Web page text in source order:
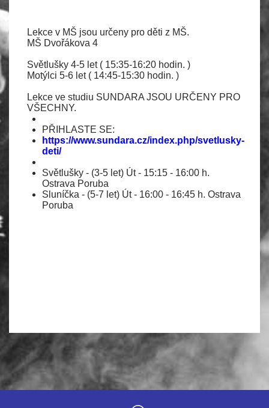
Lekce v MŠ jsou určeny pro děti z MŠ.
MŠ Dvořákova 4
Světlušky 4-5 let ( 15:35-16:20 hodin. )
Motýlci 5-6 let ( 14:45-15:30 hodin. )
Lekce ve studiu SUNDARA JSOU URČENY PRO
VŠECHNY.
PŘIHLASTE SE:
https://www.sundara.cz/index.php/svetlusky-
deti/
Světlušky - (3-5 let) Út - 15:15 - 16:00 h.
Ostrava Poruba
Sluníčka - (5-7 let) Út - 16:00 - 16:45 h. Ostrava
Poruba